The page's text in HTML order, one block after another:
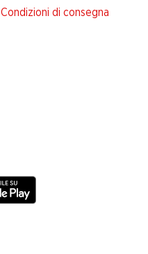
Condizioni di consegna